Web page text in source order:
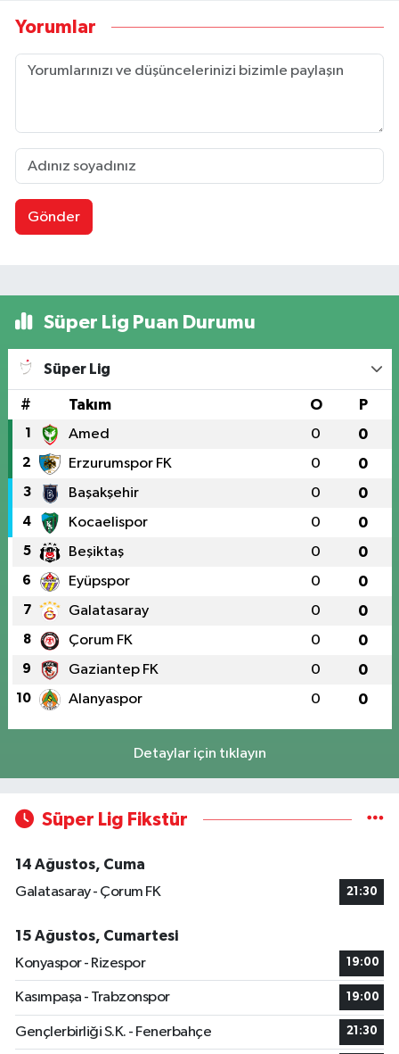
Yorumlar
Gönder
Süper Lig Puan Durumu
Süper Lig
# Takım O P
1 Amed 0 0
2 Erzurumspor FK 0 0
3 Başakşehir 0 0
4 Kocaelispor 0 0
5 Beşiktaş 0 0
6 Eyüpspor 0 0
7 Galatasaray 0 0
8 Çorum FK 0 0
9 Gaziantep FK 0 0
10 Alanyaspor 0 0
Detaylar için tıklayın
Süper Lig Fikstür
14 Ağustos, Cuma
Galatasaray - Çorum FK
21:30
15 Ağustos, Cumartesi
Konyaspor - Rizespor
19:00
Kasımpaşa - Trabzonspor 19:00
Gençlerbirliği S.K. - Fenerbahçe 21:30